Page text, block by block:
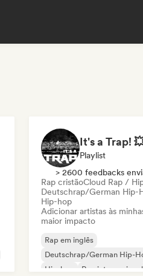
Playlist
> 2600 feedbacks
Rap cristãoCloud Rap /
Deutschrap/German Hip-
Hip-hop
Adicionar artistas às
maior impacto
Rap em inglês
Deutschrap/German Hip-
Hip-hop
Rap internacional